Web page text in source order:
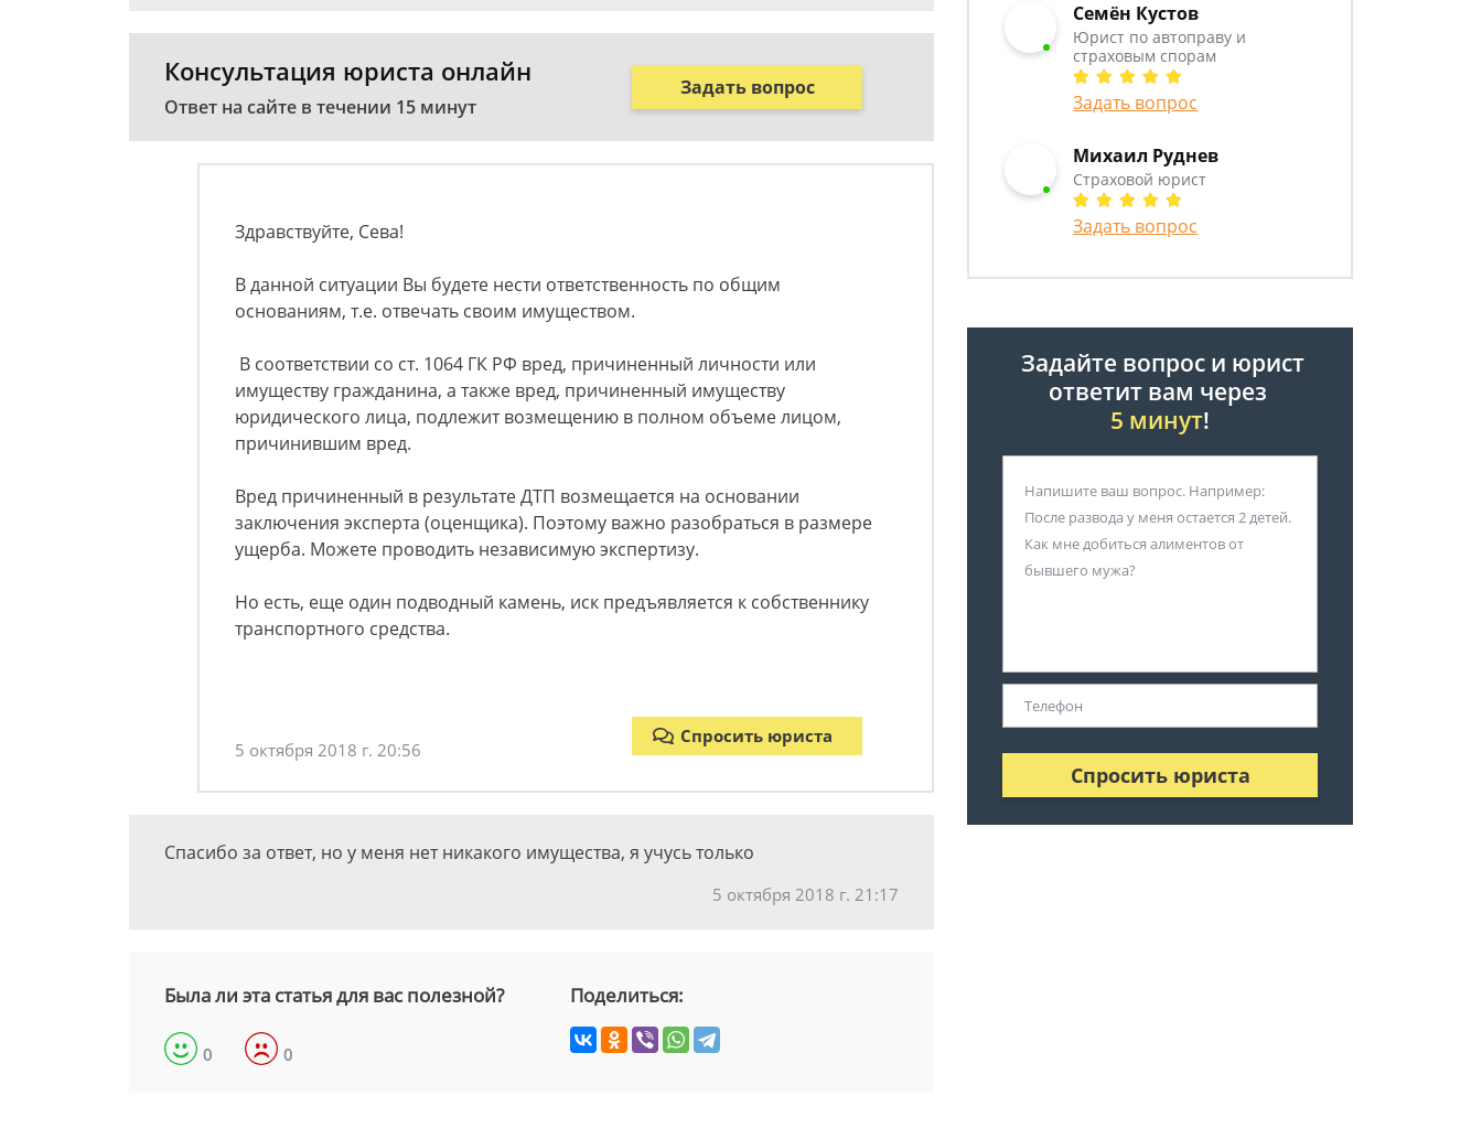
Консультация юриста онлайн
Ответ на сайте в течении 15 минут
Задать вопрос
Здравствуйте, Сева!
В данной ситуации Вы будете нести ответственность по общим
основаниям, т.е. отвечать своим имуществом.
В соответствии со ст. 1064 ГК РФ вред, причиненный личности или
имуществу гражданина, а также вред, причиненный имуществу
юридического лица, подлежит возмещению в полном объеме лицом,
причинившим вред.
Вред причиненный в результате ДТП возмещается на основании
заключения эксперта (оценщика). Поэтому важно разобраться в размере
ущерба. Можете проводить независимую экспертизу.
Но есть, еще один подводный камень, иск предъявляется к собственнику
транспортного средства.
5 октября 2018 г. 20:56
Спросить юриста
Спасибо за ответ, но у меня нет никакого имущества, я учусь только
5 октября 2018 г. 21:17
Была ли эта статья для вас полезной?
0 0
Поделиться:
Семён Кустов
Юрист по автоправу и
страховым спорам
Задать вопрос
Михаил Руднев
Страховой юрист
Задать вопрос
Задайте вопрос и юрист
ответит вам через
5 минут!
Спросить юриста